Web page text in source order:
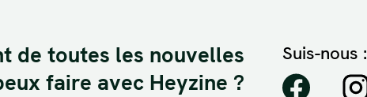
de toutes les nouvelles
faire avec Heyzine ?
Suis-nous :